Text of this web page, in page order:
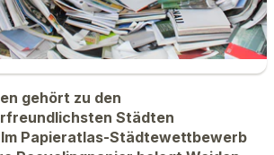
gehört zu den
Städten
Papieratlas-Städtewettbewerb